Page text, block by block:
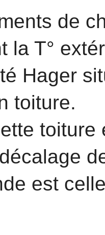
de
la T°
Hager
toiture.
toiture
est